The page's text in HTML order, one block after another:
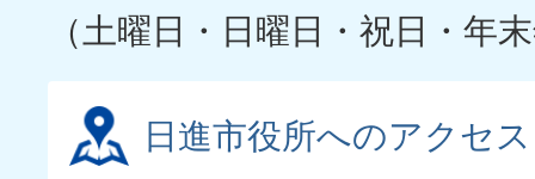
（土曜日・日曜日・祝日・年
日進市役所へのアクセス